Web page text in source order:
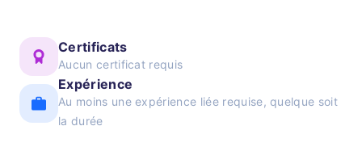
Certificats
Aucun certificat requis
Expérience
Au moins une expérience liée requise, quelque soit
la durée